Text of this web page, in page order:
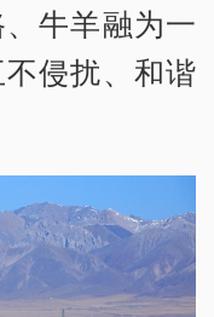
牛羊融为一
侵扰、和谐